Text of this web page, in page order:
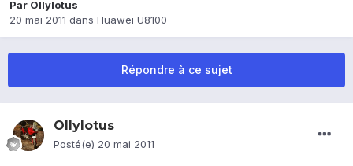
Par Ollylotus
20 mai 2011 dans Huawei U8100
Répondre à ce sujet
Ollylotus
Posté(e) 20 mai 2011